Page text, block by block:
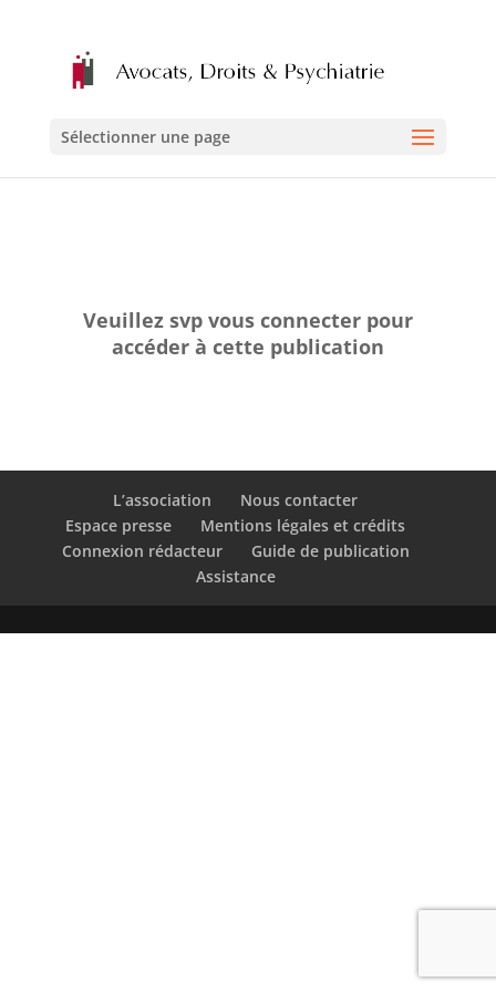
Sélectionner une page
Veuillez svp vous connecter pour
accéder à cette publication
L’association
Nous contacter
Espace presse
Mentions légales et crédits
Connexion rédacteur
Guide de publication
Assistance